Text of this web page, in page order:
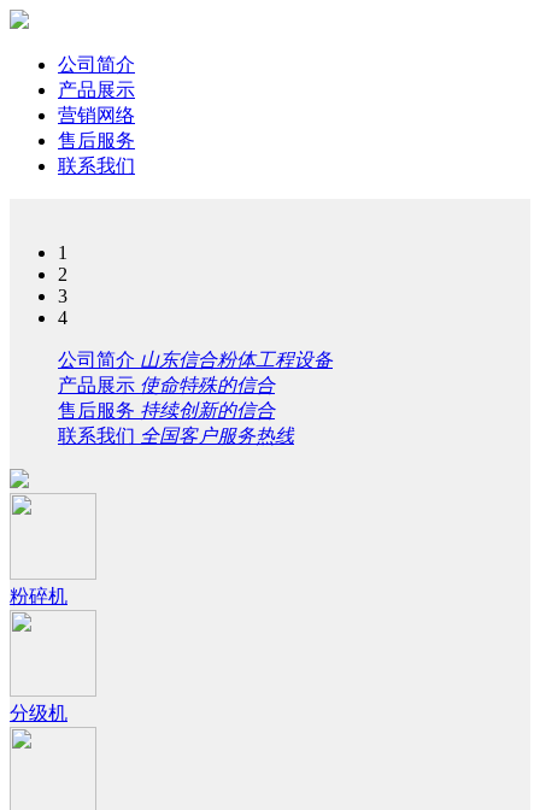
公司简介
产品展示
营销网络
售后服务
联系我们
1
2
3
4
公司简介 山东信合粉体工程设备
产品展示 使命特殊的信合
售后服务 持续创新的信合
联系我们 全国客户服务热线
粉碎机
分级机